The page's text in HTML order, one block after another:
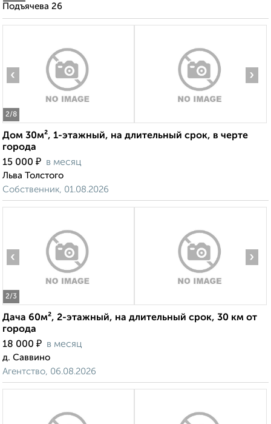
Подъячева 26
2/8
‹ ›
Дом 30м², 1-этажный, на длительный срок, в черте
города
15 000 ₽ в месяц
Льва Толстого
Собственник, 01.08.2026
2/3
‹ ›
Дача 60м², 2-этажный, на длительный срок, 30 км от
города
18 000 ₽ в месяц
д. Саввино
Агентство, 06.08.2026